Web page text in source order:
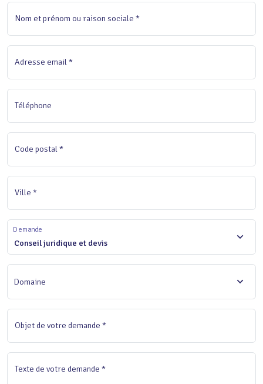
Nom et prénom ou raison sociale *
Adresse email *
Téléphone
Code postal *
Ville *
Conseil juridique et devis
Demande
Domaine
Objet de votre demande *
Texte de votre demande *